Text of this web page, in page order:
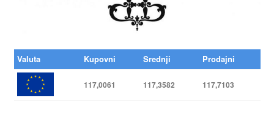
Valuta Kupovni Srednji Prodajni
117,0061 117,3582 117,7103